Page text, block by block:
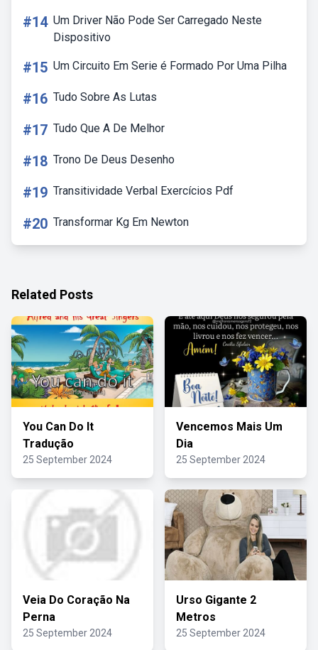
#14 Um Driver Não Pode Ser Carregado Neste
Dispositivo
#15 Um Circuito Em Serie é Formado Por Uma Pilha
#16 Tudo Sobre As Lutas
#17 Tudo Que A De Melhor
#18 Trono De Deus Desenho
#19 Transitividade Verbal Exercícios Pdf
#20 Transformar Kg Em Newton
Related Posts
You Can Do It
Tradução
25 September 2024
Vencemos Mais Um
Dia
25 September 2024
Veia Do Coração Na
Perna
25 September 2024
Urso Gigante 2
Metros
25 September 2024